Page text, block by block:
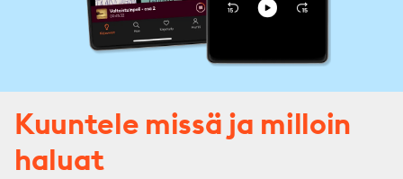
Kuuntele missä ja milloin
haluat